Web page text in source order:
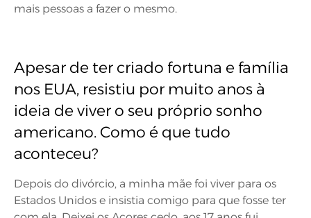
mais pessoas a fazer o mesmo.
Apesar de ter criado fortuna e família
nos EUA, resistiu por muito anos à
ideia de viver o seu próprio sonho
americano. Como é que tudo
aconteceu?
Depois do divórcio, a minha mãe foi viver para os
Estados Unidos e insistia comigo para que fosse ter